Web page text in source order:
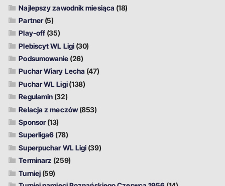
Najlepszy zawodnik miesiąca (18)
Partner(5)
Play-off (35)
Plebiscyt WL Ligi (30)
Podsumowanie (26)
Puchar Wiary Lecha (47)
Puchar WL Ligi(138)
Regulamin (32)
Relacja z meczów(853)
Sponsor(13)
Superliga6 (78)
Superpuchar WL Ligi (39)
Terminarz (259)
Turniej (59)